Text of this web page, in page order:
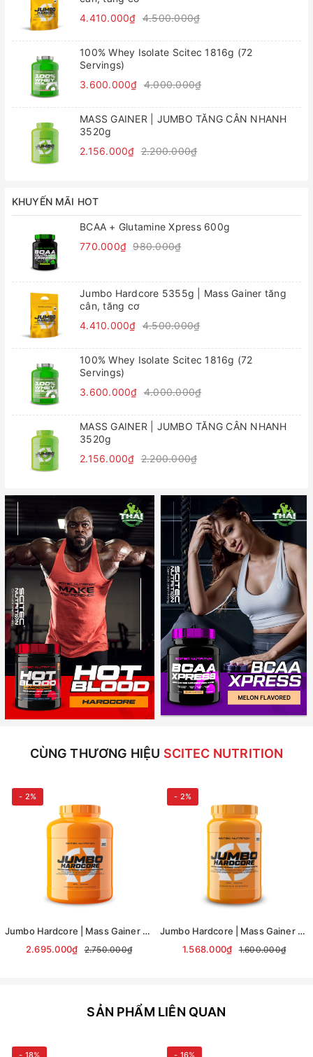
4.410.000₫ 4.500.000₫
100% Whey Isolate Scitec 1816g (72
Servings)
3.600.000₫ 4.000.000₫
MASS GAINER | JUMBO TĂNG CÂN NHANH
3520g
2.156.000₫ 2.200.000₫
KHUYẾN MÃI HOT
BCAA + Glutamine Xpress 600g
770.000₫ 980.000₫
Jumbo Hardcore 5355g | Mass Gainer tăng
cân, tăng cơ
4.410.000₫ 4.500.000₫
100% Whey Isolate Scitec 1816g (72
Servings)
3.600.000₫ 4.000.000₫
MASS GAINER | JUMBO TĂNG CÂN NHANH
3520g
2.156.000₫ 2.200.000₫
CÙNG THƯƠNG HIỆU SCITEC NUTRITION
- 2%
Jumbo Hardcore | Mass Gainer tăng cân, tăng cơ 3060g
2.695.000₫
2.750.000₫
- 2%
Jumbo Hardcore | Mass Gainer tăng cân, tăng cơ 1530g
1.568.000₫
1.600.000₫
SẢN PHẨM LIÊN QUAN
- 18% - 16%